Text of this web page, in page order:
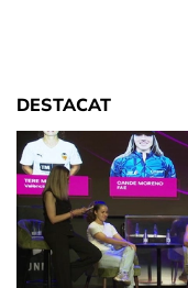
DESTACAT